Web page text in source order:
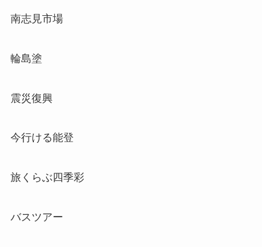
南志見市場
輪島塗
震災復興
今行ける能登
旅くらぶ四季彩
バスツアー